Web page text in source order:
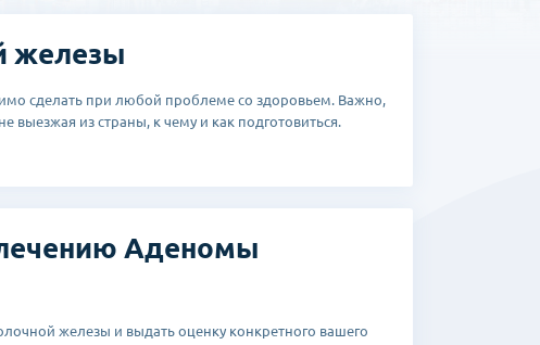
железы
сделать при любой проблеме со здоровьем. Важно,
выезжая из страны, к чему и как подготовиться.
лечению Аденомы
железы и выдать оценку конкретного вашего